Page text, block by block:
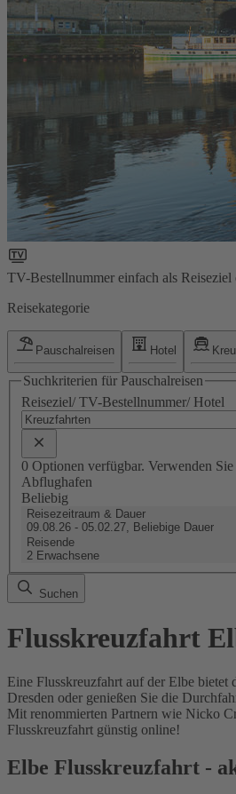
TV-Bestellnummer einfach als Reiseziel
Reisekategorie
Pauschalreisen Hotel
Suchkriterien für Pauschalreisen
Reiseziel/ TV-Bestellnummer/ Hotel
0 Optionen verfügbar. Verwenden
Abflughafen
Beliebig
Reisezeitraum & Dauer
09.08.26 - 05.02.27, Beliebige Dauer
Reisende
2 Erwachsene
Suchen
Flusskreuzfahrt
Eine Flusskreuzfahrt auf der Elbe bietet
Dresden oder genießen Sie die
Mit renommierten Partnern wie Nicko
Flusskreuzfahrt günstig online!
Elbe Flusskreuzfahrt -